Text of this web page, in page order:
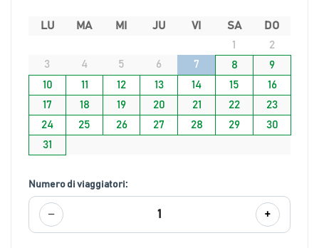
LU MA MI JU VI SA
DO
1
2
3
4 5 6 7 8
9
10
11 12 13 14 15
16
17
18 19 20 21 22
23
24
25 26 27 28 29
30
31
Numero di viaggiatori:
− 1 +